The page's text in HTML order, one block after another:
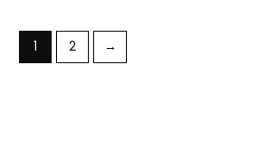
1 2 →